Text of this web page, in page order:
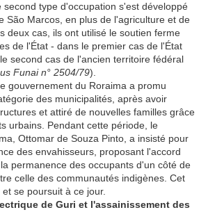
second type d'occupation s'est développé
São Marcos, en plus de l'agriculture et de
deux cas, ils ont utilisé le soutien ferme
de l'État - dans le premier cas de l'État
second cas de l'ancien territoire fédéral
Funai n° 2504/79).
gouvernement du Roraima a promu
des municipalités, après avoir
et attiré de nouvelles familles grâce
urbains. Pendant cette période, le
Ottomar de Souza Pinto, a insisté pour
des envahisseurs, proposant l'accord
permanence des occupants d'un côté de
celle des communautés indigènes. Cet
se poursuit à ce jour.
de Guri et l'assainissement des